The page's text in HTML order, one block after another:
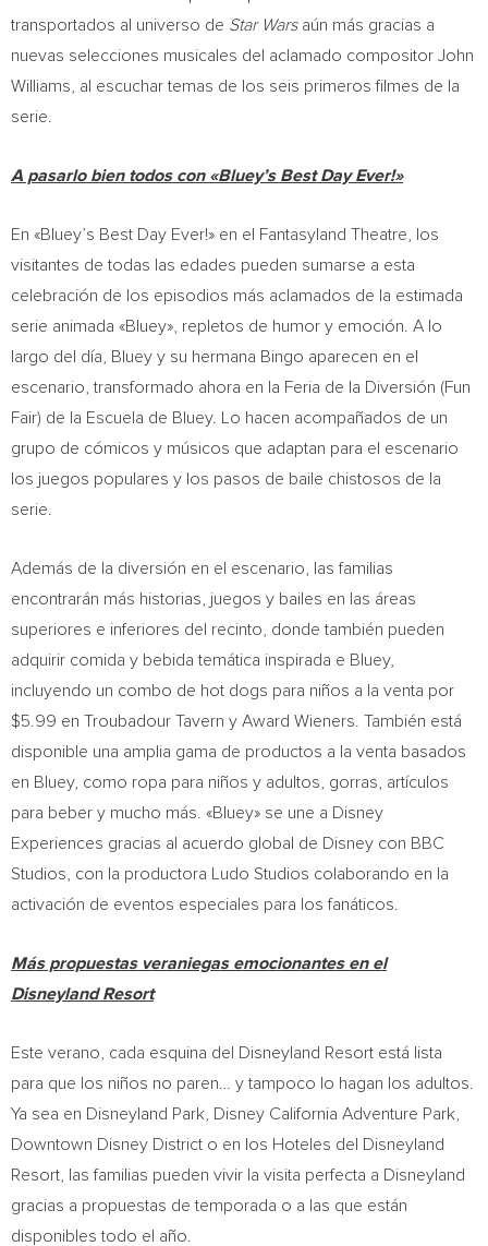
transportados al universo de Star Warsaún más gracias a
nuevas selecciones musicales del aclamado compositor John
Williams, al escuchar temas de los seis primeros filmes de la
serie.
A pasarlo bien todos con «Bluey’s Best Day Ever!»
En «Bluey’s Best Day Ever!» en el Fantasyland Theatre, los
visitantes de todas las edades pueden sumarse a esta
celebración de los episodios más aclamados de la estimada
serie animada «Bluey», repletos de humor y emoción. A lo
largo del día, Bluey y su hermana Bingo aparecen en el
escenario, transformado ahora en la Feria de la Diversión (Fun
Fair) de la Escuela de Bluey. Lo hacen acompañados de un
grupo de cómicos y músicos que adaptan para el escenario
los juegos populares y los pasos de baile chistosos de la
serie.
Además de la diversión en el escenario, las familias
encontrarán más historias, juegos y bailes en las áreas
superiores e inferiores del recinto, donde también pueden
adquirir comida y bebida temática inspirada e Bluey,
incluyendo un combo de hot dogs para niños a la venta por
$5.99 en Troubadour Tavern y Award Wieners. También está
disponible una amplia gama de productos a la venta basados
en Bluey, como ropa para niños y adultos, gorras, artículos
para beber y mucho más. «Bluey» se une a Disney
Experiences gracias al acuerdo global de Disney con BBC
Studios, con la productora Ludo Studios colaborando en la
activación de eventos especiales para los fanáticos.
Más propuestas veraniegas emocionantes en el
Disneyland Resort
Este verano, cada esquina del Disneyland Resort está lista
para que los niños no paren… y tampoco lo hagan los adultos.
Ya sea en Disneyland Park, Disney California Adventure Park,
Downtown Disney District o en los Hoteles del Disneyland
Resort, las familias pueden vivir la visita perfecta a Disneyland
gracias a propuestas de temporada o a las que están
disponibles todo el año.